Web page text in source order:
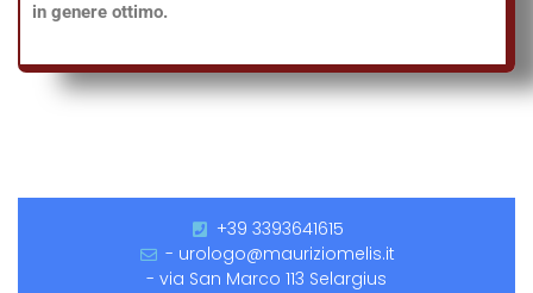
in genere ottimo.
+39 3393641615
- urologo@mauriziomelis.it
- via San Marco 113 Selargius